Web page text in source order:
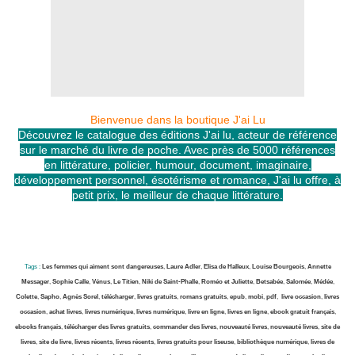
Bienvenue dans la boutique J'ai Lu
Découvrez le catalogue des éditions J'ai lu, acteur de référence
sur le marché du livre de poche. Avec près de 5000 références
en littérature, policier, humour, document, imaginaire,
développement personnel, ésotérisme et romance, J'ai lu offre, à
petit prix, le meilleur de chaque littérature.
Tags : Les femmes qui aiment sont dangereuses, Laure Adler, Elisa de Halleux, Louise Bourgeois, Annette
Messager,Sophie Calle, Vénus, Le Titien, Niki de Saint-Phalle, Roméo et Juliette, Betsabée, Salomée, Médée,
Colette, Sapho, Agnès Sorel , télécharger, livres gratuits, romans gratuits, epub, mobi, pdf, livre occasion, livres
occasion, achat livres, livres numérique, livres numérique,livre en ligne, livres en ligne, ebook gratuit français,
ebooks français, télécharger des livres gratuits, commander des livres, nouveauté livres, nouveauté livres, site de
livres, site de livre, livres récents, livres récents, livres gratuits pour liseuse, bibliothèque numérique, livres de